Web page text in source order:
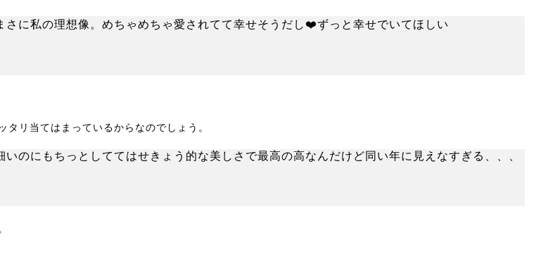
に私の理想像。めちゃめちゃ愛されてて幸せそうだし❤️ずっと幸せでいてほしい
リ当てはまっているからなのでしょう。
のにもちっとしててはせきょう的な美しさで最高の高なんだけど同い年に見えなすぎる、、、